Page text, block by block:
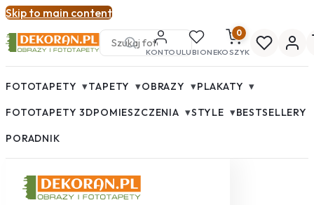
Skip to main content
KONTOULUBIONE
0
KOSZYK
FOTOTAPETY ▾TAPETY ▾OBRAZY ▾PLAKATY ▾
FOTOTAPETY 3DPOMIESZCZENIA ▾STYLE ▾BESTSELLERY
PORADNIK